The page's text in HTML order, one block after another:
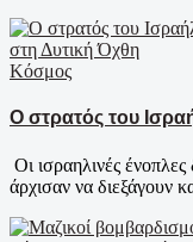
Κόσμος
Ο στρατός του
Οι ισραηλινές
άρχισαν να διεξάγουν